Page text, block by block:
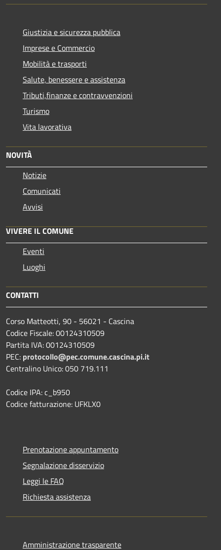
Giustizia e sicurezza pubblica
Imprese e Commercio
Mobilità e trasporti
Salute, benessere e assistenza
Tributi,finanze e contravvenzioni
Turismo
Vita lavorativa
NOVITÀ
Notizie
Comunicati
Avvisi
VIVERE IL COMUNE
Eventi
Luoghi
CONTATTI
Corso Matteotti, 90 - 56021 - Cascina
Codice Fiscale: 00124310509
Partita IVA: 00124310509
PEC: protocollo@pec.comune.cascina.pi.it
Centralino Unico: 050 719.111
Codice IPA: c_b950
Codice fatturazione: UFKLX0
Prenotazione appuntamento
Segnalazione disservizio
Leggi le FAQ
Richiesta assistenza
Amministrazione trasparente